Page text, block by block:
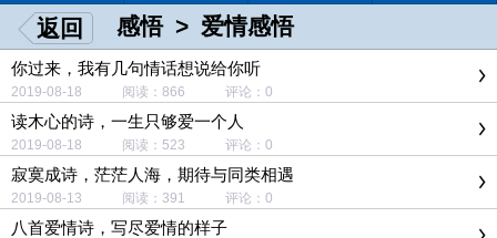
返回 感悟> 爱情感悟
你过来，我有几句情话想说给你听
2019-08-18 阅读：866 评论：0
读木心的诗，一生只够爱一个人
2019-08-18 阅读：523 评论：0
寂寞成诗，茫茫人海，期待与同类相遇
2019-08-13 阅读：391 评论：0
八首爱情诗，写尽爱情的样子